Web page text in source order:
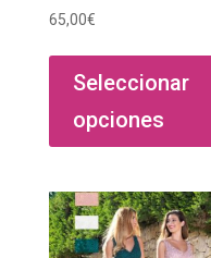
65,00€
Seleccionar
opciones